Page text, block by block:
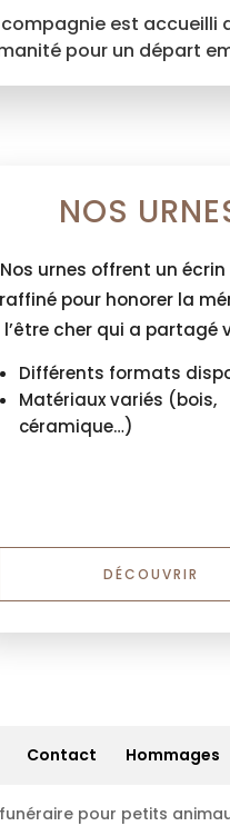
est
pour un départ
NOS
Nos urnes offrent un écrin
raffiné pour honorer la
l’être cher qui a partagé
Différents formats
Matériaux variés (bois,
céramique…)
DÉCOUVRIR
Contact Hommages
pour petits